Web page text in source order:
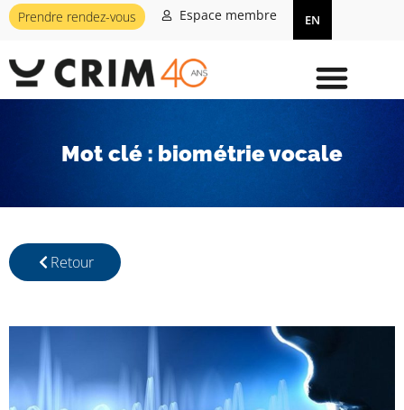
Prendre rendez-vous Espace membre EN
Mot clé : biométrie vocale
Retour